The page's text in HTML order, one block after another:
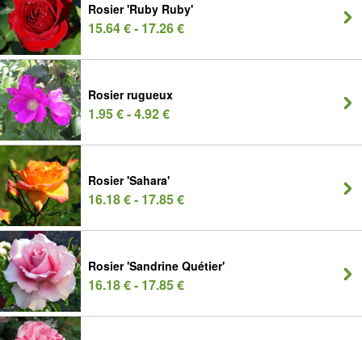
Rosier 'Ruby Ruby'
15.64 € - 17.26 €
Rosier rugueux
1.95 € - 4.92 €
Rosier 'Sahara'
16.18 € - 17.85 €
Rosier 'Sandrine Quétier'
16.18 € - 17.85 €